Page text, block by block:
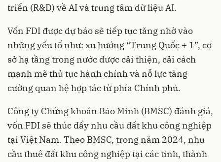
triển (R&D) về AI và trung tâm dữ liệu AI.
Vốn FDI được dự báo sẽ tiếp tục tăng nhờ vào
những yếu tố như: xu hướng “Trung Quốc + 1”, cơ
sở hạ tầng trong nước được cải thiện, cải cách
mạnh mẽ thủ tục hành chính và nỗ lực tăng
cường quan hệ hợp tác từ phía Chính phủ.
Công ty Chứng khoán Bảo Minh (BMSC) đánh giá,
vốn FDI sẽ thúc đẩy nhu cầu đất khu công nghiệp
tại Việt Nam. Theo BMSC, trong năm 2024, nhu
cầu thuê đất khu công nghiệp tại các tỉnh, thành